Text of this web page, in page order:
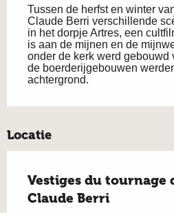
Tussen de herfst en winter
Claude Berri verschillende
in het dorpje Artres, een
is aan de mijnen en de
onder de kerk werd gebouwd
de boerderijgebouwen
achtergrond.
Locatie
Vestiges du tournage
Claude Berri